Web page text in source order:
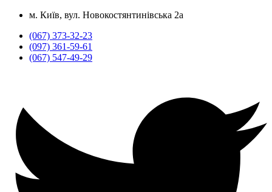
м. Київ, вул. Новокостянтинівська 2а
(067) 373-32-23
(097) 361-59-61
(067) 547-49-29